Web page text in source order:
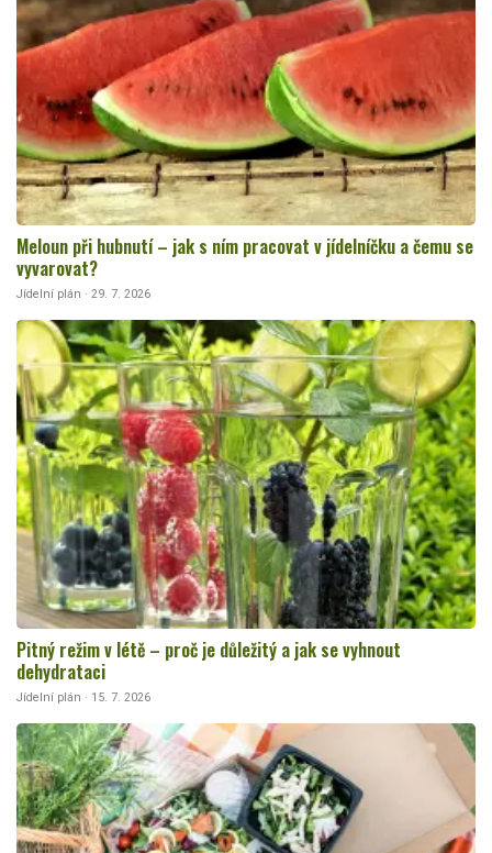
Meloun při hubnutí – jak s ním pracovat v jídelníčku a čemu se
vyvarovat?
Jídelní plán · 29. 7. 2026
Pitný režim v létě – proč je důležitý a jak se vyhnout
dehydrataci
Jídelní plán · 15. 7. 2026